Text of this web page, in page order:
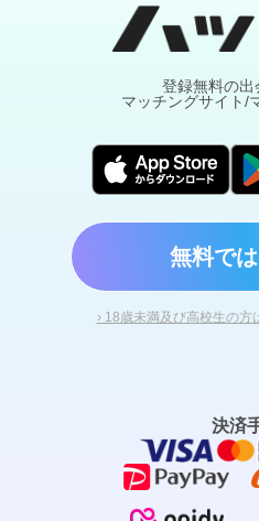
登録無料の出
マッチングサイト/
無料で
› 18歳未満及び高校生の
決済